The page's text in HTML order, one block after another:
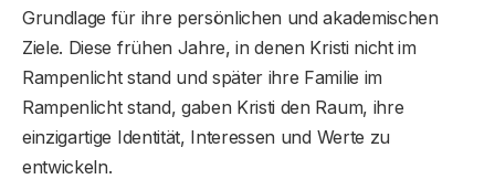
Grundlage für ihre persönlichen und akademischen
Ziele. Diese frühen Jahre, in denen Kristi nicht im
Rampenlicht stand und später ihre Familie im
Rampenlicht stand, gaben Kristi den Raum, ihre
einzigartige Identität, Interessen und Werte zu
entwickeln.